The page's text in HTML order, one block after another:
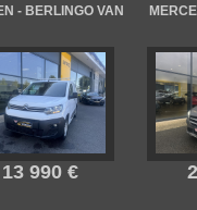
SEAT - ATECA
22 990 €